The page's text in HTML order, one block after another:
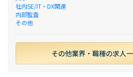
社内SE/IT・DX関連
内部監査
その他
その他業界・職種の求人